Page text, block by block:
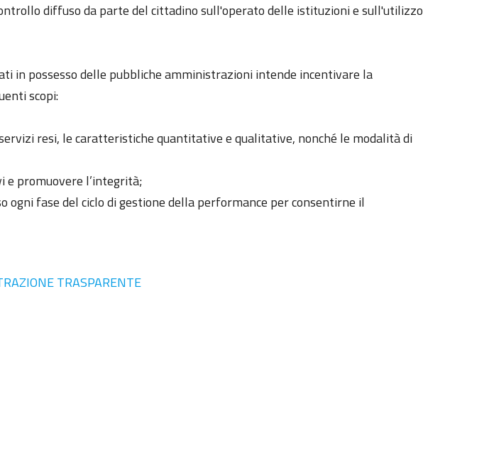
diffuso da parte del cittadino sull'operato delle istituzioni e sull'utilizzo
in possesso delle pubbliche amministrazioni intende incentivare la
scopi:
resi, le caratteristiche quantitative e qualitative, nonché le modalità di
promuovere l’integrità;
fase del ciclo di gestione della performance per consentirne il
TRASPARENTE